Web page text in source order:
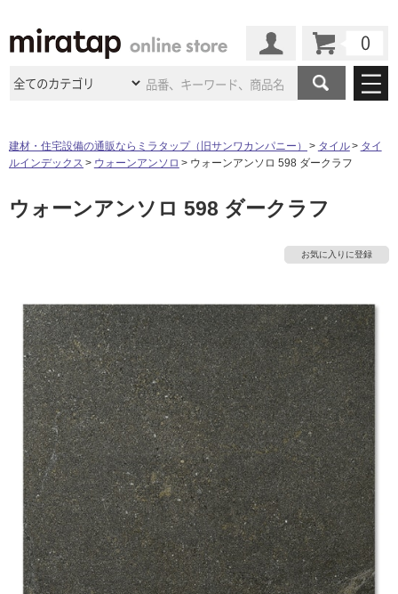
商品カテゴリ
キッチン 浴室（風呂・ バスルー
トイレ
ウッドデッキ フローリング・床材
収納 インテリア・家具
照明 ペット用品
内装用建材 パネル・壁材
ロートアイアン 天然石・石材
メンテナンス・施工材 新商品
施工事例
施工事例 法人案件納入事例
インタビュー
店舗・施設事例
ショールーム
ショールーム
名古屋ショールーム 京都ショールーム
福岡ショールーム 札幌スマートショールー
ム
横浜スマートショールー
ム
ウェルビーみのおHDC
BOX
ご利用ガイド 初めての方へ
よくある質問 お問い合わせ
修理お問い合わせ クレーム公開
説明書・図面検索 水まわり3年保証
お役立ち情報 住まいのスタイリング
アイデア
ミラタップチャンネル
オンライン相談
その他サービス
ミラタップと創る家
ASOLIE
工事会社紹介Coziコンシ
ェルジュ
自分らしい家づくり
SUVACO
最高のリノベ会社がみつ
かるリノベりす
建材・住宅設備の通販ならミラタップ（旧サンワカンパニー） タイル
タイ
ルインデックス
ウォーンアンソロ ウォーンアンソロ 598 ダークラフ
ウォーンアンソロ 598 ダークラフ
お気に入りに登録
タ
イ
ル